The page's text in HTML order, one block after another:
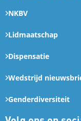
NKBV
Lidmaatschap
Dispensatie
Wedstrijd
Genderdiversiteit